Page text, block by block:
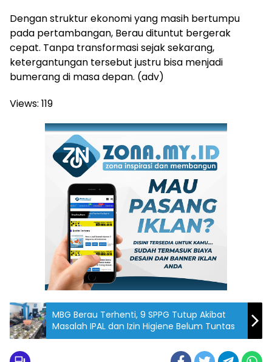
Dengan struktur ekonomi yang masih bertumpu
pada pertambangan, Berau dituntut bergerak
cepat. Tanpa transformasi sejak sekarang,
ketergantungan tersebut justru bisa menjadi
bumerang di masa depan. (adv)
Views: 119
MBG Berau Terhenti, 9 SPPG Tutup Akibat
Masalah IPAL dan Izin Higiene Belum Tuntas